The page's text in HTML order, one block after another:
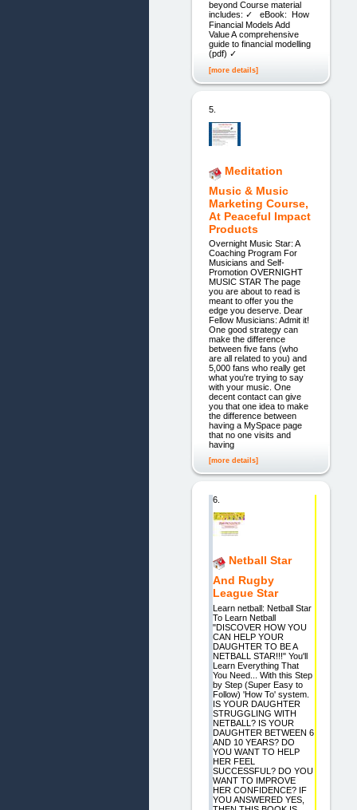
beyond Course material
includes: ✓ eBook: How
Financial Models Add
Value A comprehensive
guide to financial modelling
(pdf) ✓
[more details]
5.
Meditation
Music & Music
Marketing Course,
At Peaceful Impact
Products
Overnight Music Star: A
Coaching Program For
Musicians and Self-
Promotion OVERNIGHT
MUSIC STAR The page
you are about to read is
meant to offer you the
edge you deserve. Dear
Fellow Musicians: Admit it!
One good strategy can
make the difference
between five fans (who
are all related to you) and
5,000 fans who really get
what you're trying to say
with your music. One
decent contact can give
you that one idea to make
the difference between
having a MySpace page
that no one visits and
having
[more details]
6.
Netball Star
And Rugby
League Star
Learn netball: Netball Star
To Learn Netball
"DISCOVER HOW YOU
CAN HELP YOUR
DAUGHTER TO BE A
NETBALL STAR!!!" You'll
Learn Everything That
You Need... With this Step
by Step (Super Easy to
Follow) 'How To' system.
IS YOUR DAUGHTER
STRUGGLING WITH
NETBALL? IS YOUR
DAUGHTER BETWEEN 6
AND 10 YEARS? DO
YOU WANT TO HELP
HER FEEL
SUCCESSFUL? DO YOU
WANT TO IMPROVE
HER CONFIDENCE? IF
YOU ANSWERED YES,